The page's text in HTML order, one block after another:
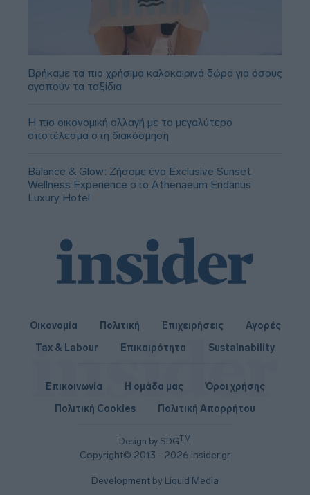
Βρήκαμε τα πιο χρήσιμα καλοκαιρινά δώρα για όσους
αγαπούν τα ταξίδια
Η πιο οικονομική αλλαγή με το μεγαλύτερο
αποτέλεσμα στη διακόσμηση
Balance & Glow: Ζήσαμε ένα Exclusive Sunset
Wellness Experience στο Athenaeum Eridanus
Luxury Hotel
Οικονομία Πολιτική Επιχειρήσεις
Αγορές
Tax & Labour
Επικαιρότητα Sustainability
Design by SDGTM
Copyright© 2013 - 2026 insider.gr
Επικοινωνία Η ομάδα μας
Όροι χρήσης
Πολιτική Cookies
Πολιτική Απορρήτου
Development by Liquid Media